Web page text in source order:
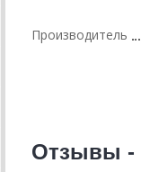
Производитель
Отзывы -